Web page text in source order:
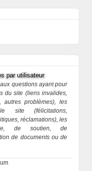
par utilisateur
questions ayant pour
du site (liens invalides,
autres problèmes), les
site (félicitations,
réclamations), les
de soutien, de
de documents ou de